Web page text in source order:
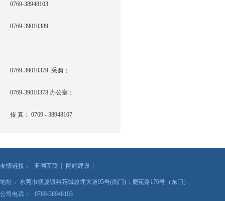
0769-38948103
0769-39010389
0769-39010379 采购；
0769-39010378 办公室；
传 真： 0769 - 38948107
友情链接： 亚网互联 网站建设
地址： 东莞市塘厦镇科苑城蛟坪大道95号(南门)；鹿苑路170号（东门）
公司电话： 0769-38948103